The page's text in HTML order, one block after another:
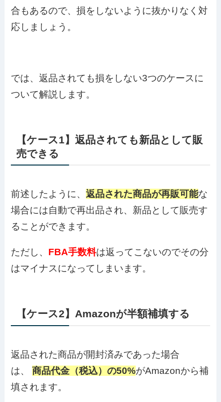
合もあるので、損をしないように抜かりなく対
応しましょう。
では、返品されても損をしない3つのケースに
ついて解説します。
【ケース1】返品されても新品として販
売できる
前述したように、返品された商品が再販可能な
場合には自動で再出品され、新品として販売す
ることができます。
ただし、 FBA手数料は返ってこないのでその分
はマイナスになってしまいます。
【ケース2】Amazonが半額補填する
返品された商品が開封済みであった場合
は、
商品代金（税込）の50%がAmazonから補
填されます。